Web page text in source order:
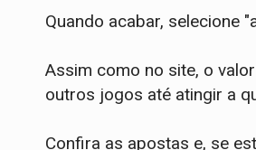
Quando acabar, selecione
Assim como no site, o
outros jogos até atingir a
Confira as apostas e, se